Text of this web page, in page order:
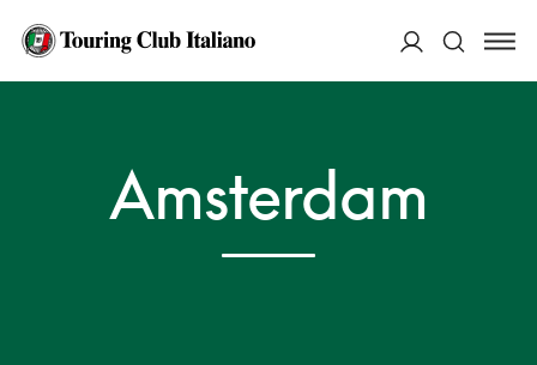
HOME
Amsterdam